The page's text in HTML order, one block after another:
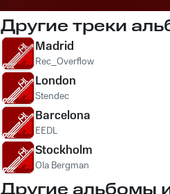
Другие треки
Madrid
Rec_Overflow
London
Stendec
Barcelona
EEDL
Stockholm
Ola Bergman